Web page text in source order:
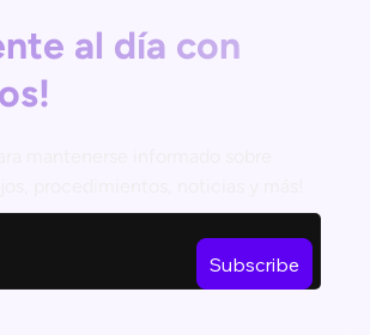
al día con